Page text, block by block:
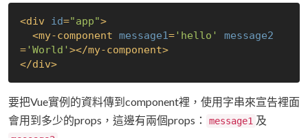
<div id="app">
<my-component message1='hello'
message2
='World' ></my-component>
</div>
要把Vue實例的資料傳到component裡，使用字串來宣告裡面
會用到多少的props，這邊有兩個props：
message1 及